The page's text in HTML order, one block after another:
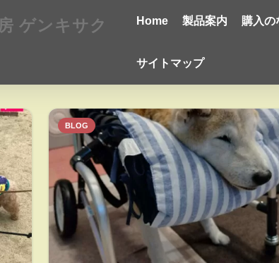
Home 製品案内 購入の
サイトマップ
BLOG